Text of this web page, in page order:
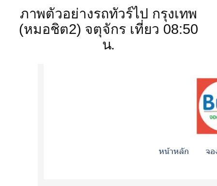
ภาพตัวอย่างรถทัวร์ไป กรุงเทพ
(หมอชิต2) จตุจักร เที่ยว 08:50
น.